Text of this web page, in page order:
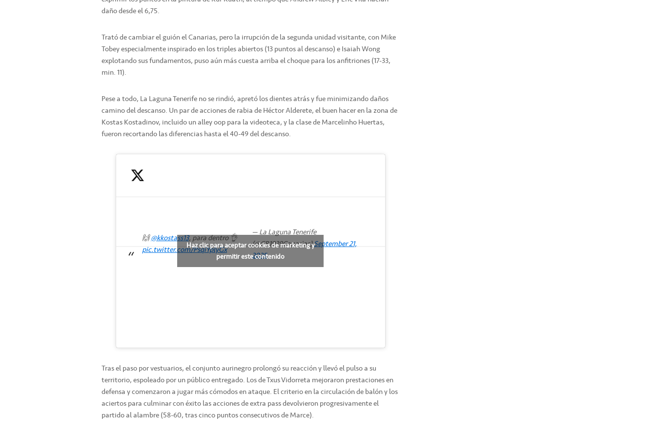
daño desde el 6,75.
Trató de cambiar el guión el Canarias, pero la irrupción de la segunda unidad visitante, con Mike
Tobey especialmente inspirado en los triples abiertos (13 puntos al descanso) e Isaiah Wong
explotando sus fundamentos, puso aún más cuesta arriba el choque para los anfitriones (17-33,
min. 11).
Pese a todo, La Laguna Tenerife no se rindió, apretó los dientes atrás y fue minimizando daños
camino del descanso. Un par de acciones de rabia de Héctor Alderete, el buen hacer en la zona de
Kostas Kostadinov, incluido un alley oop para la videoteca, y la clase de Marcelinho Huertas,
fueron recortando las diferencias hasta el 40-49 del descanso.
🙌@kkostass13, para dentro 👌
pic.twitter.com/PsqiYplyGx
— La Laguna Tenerife
(@CB1939Canarias)September 21,
2025
Haz clic para aceptar cookies de marketing y
permitir este contenido
Tras el paso por vestuarios, el conjunto aurinegro prolongó su reacción y llevó el pulso a su
territorio, espoleado por un público entregado. Los de Txus Vidorreta mejoraron prestaciones en
defensa y comenzaron a jugar más cómodos en ataque. El criterio en la circulación de balón y los
aciertos para culminar con éxito las acciones de extra pass devolvieron progresivamente el
partido al alambre (58-60, tras cinco puntos consecutivos de Marce).